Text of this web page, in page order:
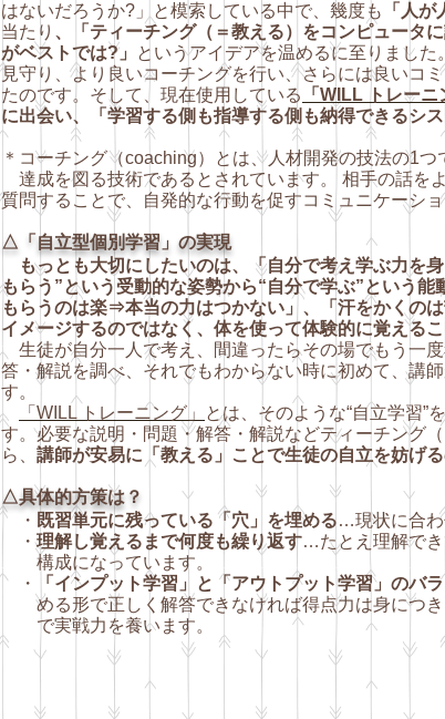
はないだろうか?」と模索している中で、幾度も
「人
当たり 、「ティーチング（＝教える）をコンピュータ
がベストでは?」
というアイデアを温めるに至りまし
見守り、より良いコーチングを行い、さらには良いコ
たのです。そして、現在使用している
「WILL トレー
に出会い、「学習する側も指導する側も納得できるシ
＊コーチング（coaching）とは、人材開発の技法の1
達成を図る技術であるとされています。 相手の話を
質問することで、 自発的な行動を促すコミュニケーショ
△「自立型個別学習」の実現
もっとも大切にしたいのは、「自分で考え学ぶ力を
もらう”という受動的な姿勢から“自分で学ぶ”という能
もらうのは楽⇒本当の力はつかない」、「汗をかくの
イメージするのではなく、体を使って体験的に覚える
生徒が自分一人で考え、間違ったらその場でもう一
答・解説を調べ、それでもわからない時に初めて、講
す。
「WILL トレーニング」
とは、そのような“自立学習”
す。必要な説明・問題・解答・解説などティーチング
ら、 講師が安易に「教える」ことで生徒の自立を妨げ
△具体的方策は？
・ 既習単元に残っている「穴」を埋める…現状に合わ
・理解し覚えるまで何度も繰り返す…たとえ理解で
構成になっています。
・
「インプット学習」と「アウトプット学習」のバ
める形で正しく解答できなければ得点力は身につ
で実戦力 を養います。